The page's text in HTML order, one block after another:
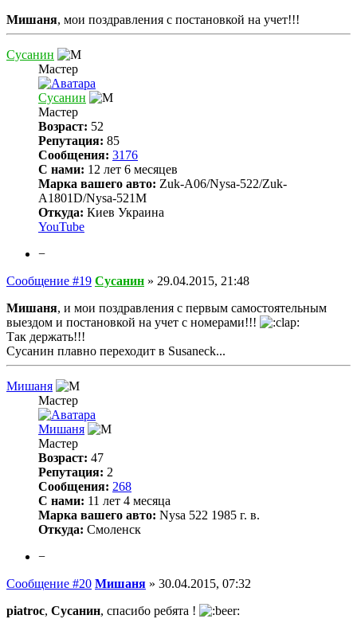
Мишаня, мои поздравления с постановкой на учет!!!
Сусанин
Мастер
Сусанин
Мастер
Возраст: 52
Репутация: 85
Сообщения: 3176
С нами: 12 лет 6 месяцев
Марка вашего авто: Zuk-A06/Nysa-522/Zuk-
A1801D/Nysa-521M
Откуда: Киев Украина
YouTube
−
Сообщение #19 Сусанин » 29.04.2015, 21:48
Мишаня, и мои поздравления с первым самостоятельным
выездом и постановкой на учет с номерами!!!
Так держать!!!
Сусанин плавно переходит в Susaneck...
Мишаня
Мастер
Мишаня
Мастер
Возраст: 47
Репутация: 2
Сообщения: 268
С нами: 11 лет 4 месяца
Марка вашего авто: Nysa 522 1985 г. в.
Откуда: Смоленск
−
Сообщение #20 Мишаня » 30.04.2015, 07:32
piatroc, Сусанин, спасибо ребята !